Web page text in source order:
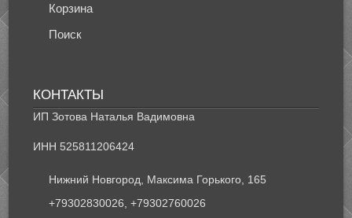
Корзина
Поиск
КОНТАКТЫ
ИП Зотова Наталья Вадимовна
ИНН 525811206424
Нижний Новгород, Максима Горького, 165
+79302830026, +79302760026